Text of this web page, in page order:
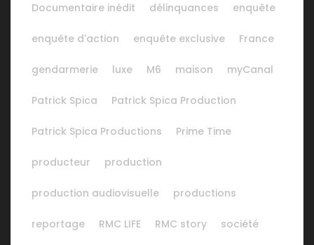
Documentaire inédit délinquances enquête
enquête d'action enquête exclusive France
gendarmerie luxe M6 maison myCanal
Patrick Spica Patrick Spica Production
Patrick Spica Productions Prime Time
producteur production
production audiovisuelle productions
reportage RMC LIFE RMC story société